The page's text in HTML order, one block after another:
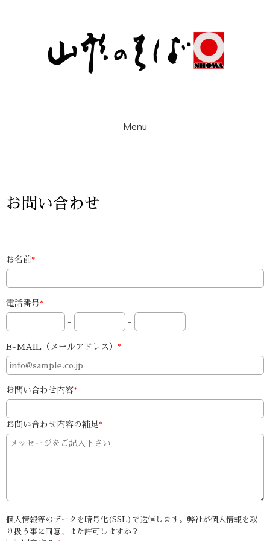
Menu
お問い合わせ
お名前*
電話番号*
- -
E-MAIL（メールアドレス） *
お問い合わせ内容*
お問い合わせ内容の補足*
個人情報等のデータを暗号化(SSL)で送信します。弊社が個人情報を取
り扱う事に同意、また許可しますか？